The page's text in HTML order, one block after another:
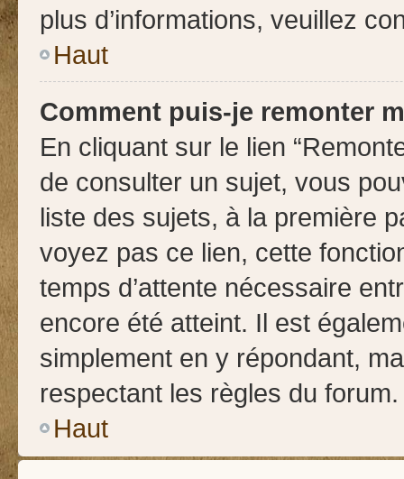
plus d’informations, veuillez
Haut
Comment puis-je remonter
En cliquant sur le lien
de consulter un sujet, vous
liste des sujets, à la première
voyez pas ce lien, cette
temps d’attente nécessaire
encore été atteint. Il est
simplement en y répondant,
respectant les règles du forum.
Haut